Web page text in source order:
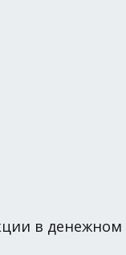
в денежном